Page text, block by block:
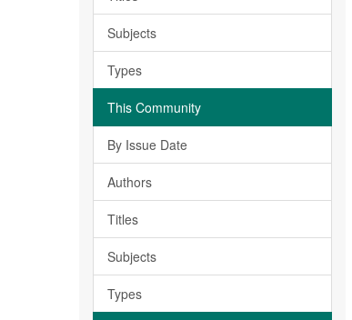
Subjects
Types
This Community
By Issue Date
Authors
Titles
Subjects
Types